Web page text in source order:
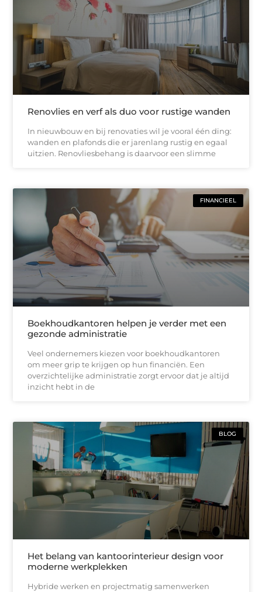
Renovlies en verf als duo voor rustige wanden
In nieuwbouw en bij renovaties wil je vooral één ding:
wanden en plafonds die er jarenlang rustig en egaal
uitzien. Renovliesbehang is daarvoor een slimme
FINANCIEEL
Boekhoudkantoren helpen je verder met een
gezonde administratie
Veel ondernemers kiezen voor boekhoudkantoren
om meer grip te krijgen op hun financiën. Een
overzichtelijke administratie zorgt ervoor dat je altijd
inzicht hebt in de
BLOG
Het belang van kantoorinterieur design voor
moderne werkplekken
Hybride werken en projectmatig samenwerken